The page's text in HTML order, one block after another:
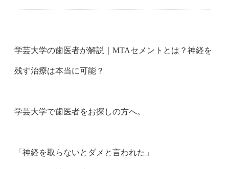
学芸大学の歯医者が解説｜MTAセメントとは？神経を
残す治療は本当に可能？
学芸大学で歯医者をお探しの方へ。
「神経を取らないとダメと言われた」